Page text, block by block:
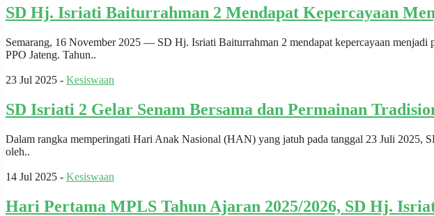
SD Hj. Isriati Baiturrahman 2 Mendapat Kepercayaan
Semarang, 16 November 2025 — SD Hj. Isriati Baiturrahman 2 mendapat kepercayaan
PPO Jateng. Tahun..
23 Jul 2025 - Kesiswaan
SD Isriati 2 Gelar Senam Bersama dan Permainan
Dalam rangka memperingati Hari Anak Nasional (HAN) yang jatuh pada tanggal 23 Juli 2025,
oleh..
14 Jul 2025 - Kesiswaan
Hari Pertama MPLS Tahun Ajaran 2025/2026, SD Hj.